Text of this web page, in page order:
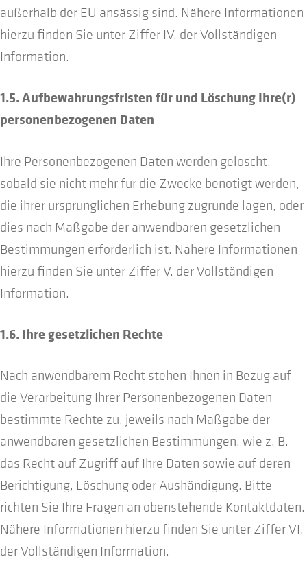
außerhalb der EU ansässig sind. Nähere Informationen
hierzu finden Sie unter Ziffer IV. der Vollständigen
Information.
1.5. Aufbewahrungsfristen für und Löschung Ihre(r)
personenbezogenen Daten
Ihre Personenbezogenen Daten werden gelöscht,
sobald sie nicht mehr für die Zwecke benötigt werden,
die ihrer ursprünglichen Erhebung zugrunde lagen, oder
dies nach Maßgabe der anwendbaren gesetzlichen
Bestimmungen erforderlich ist. Nähere Informationen
hierzu finden Sie unter Ziffer V. der Vollständigen
Information.
1.6. Ihre gesetzlichen Rechte
Nach anwendbarem Recht stehen Ihnen in Bezug auf
die Verarbeitung Ihrer Personenbezogenen Daten
bestimmte Rechte zu, jeweils nach Maßgabe der
anwendbaren gesetzlichen Bestimmungen, wie z. B.
das Recht auf Zugriff auf Ihre Daten sowie auf deren
Berichtigung, Löschung oder Aushändigung. Bitte
richten Sie Ihre Fragen an obenstehende Kontaktdaten.
Nähere Informationen hierzu finden Sie unter Ziffer VI.
der Vollständigen Information.